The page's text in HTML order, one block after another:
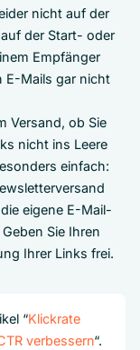
nicht auf der
der Start- oder
Empfänger
E-Mails gar nicht
Versand, ob Sie
nicht ins Leere
einfach:
eigene E-Mail-
Sie Ihren
Ihrer Links frei.
“Klickrate
verbessern“.